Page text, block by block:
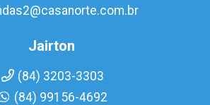
Jairton
(84) 3203-3303
(84) 99156-4692